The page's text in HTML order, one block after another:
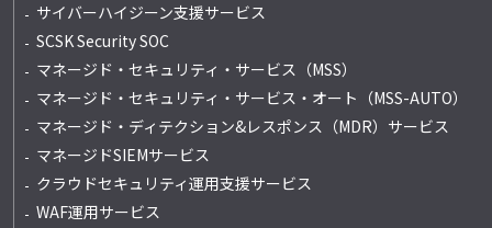
サイバーハイジーン支援サービス
SCSK Security SOC
マネージド・セキュリティ・サービス（MSS）
マネージド・セキュリティ・サービス・オート （MSS-AUTO）
マネージド・ディテクション&レスポンス （MDR）サービス
マネージドSIEMサービス
クラウドセキュリティ運用支援サービス
WAF運用サービス